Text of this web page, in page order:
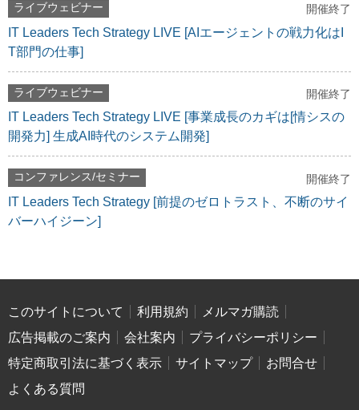
ライブウェビナー 開催終了
IT Leaders Tech Strategy LIVE [AIエージェントの戦力化はI
T部門の仕事]
ライブウェビナー 開催終了
IT Leaders Tech Strategy LIVE [事業成長のカギは[情シスの
開発力] 生成AI時代のシステム開発]
コンファレンス/セミナー 開催終了
IT Leaders Tech Strategy [前提のゼロトラスト、不断のサイ
バーハイジーン]
このサイトについて 利用規約
メルマガ購読
広告掲載のご案内
会社案内
プライバシーポリシー
特定商取引法に基づく表示
サイトマップ
お問合せ
よくある質問